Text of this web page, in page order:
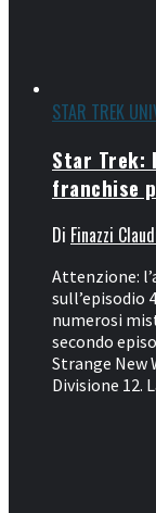
STAR TREK
Star Trek:
franchise
Di Finazzi
Attenzione:
sull’episodio
numerosi
secondo
Strange New
Divisione 12.